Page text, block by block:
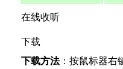
在线收听
下载
下载方法：按鼠标器右